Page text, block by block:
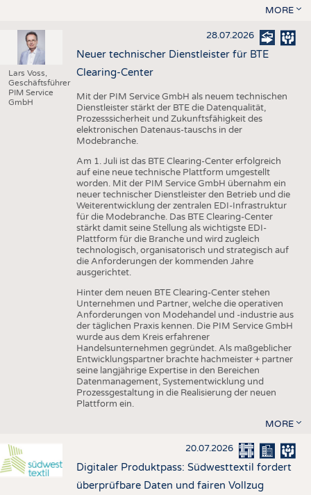
MORE
Lars Voss,
Geschäftsführer
PIM Service
GmbH
28.07.2026
Neuer technischer Dienstleister für BTE
Clearing-Center
Mit der PIM Service GmbH als neuem technischen
Dienstleister stärkt der BTE die Datenqualität,
Prozesssicherheit und Zukunftsfähigkeit des
elektronischen Datenaus-tauschs in der
Modebranche.
Am 1. Juli ist das BTE Clearing-Center erfolgreich
auf eine neue technische Plattform umgestellt
worden. Mit der PIM Service GmbH übernahm ein
neuer technischer Dienstleister den Betrieb und die
Weiterentwicklung der zentralen EDI-Infrastruktur
für die Modebranche. Das BTE Clearing-Center
stärkt damit seine Stellung als wichtigste EDI-
Plattform für die Branche und wird zugleich
technologisch, organisatorisch und strategisch auf
die Anforderungen der kommenden Jahre
ausgerichtet.
Hinter dem neuen BTE Clearing-Center stehen
Unternehmen und Partner, welche die operativen
Anforderungen von Modehandel und -industrie aus
der täglichen Praxis kennen. Die PIM Service GmbH
wurde aus dem Kreis erfahrener
Handelsunternehmen gegründet. Als maßgeblicher
Entwicklungspartner brachte hachmeister + partner
seine langjährige Expertise in den Bereichen
Datenmanagement, Systementwicklung und
Prozessgestaltung in die Realisierung der neuen
Plattform ein.
MORE
20.07.2026
Digitaler Produktpass: Südwesttextil fordert
überprüfbare Daten und fairen Vollzug